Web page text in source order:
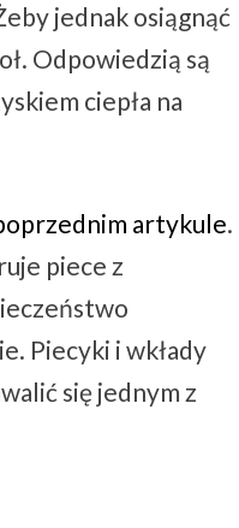
jednak osiągnąć
Odpowiedzią są
ciepła na
artykule.
piece z
Piecyki i wkłady
się jednym z